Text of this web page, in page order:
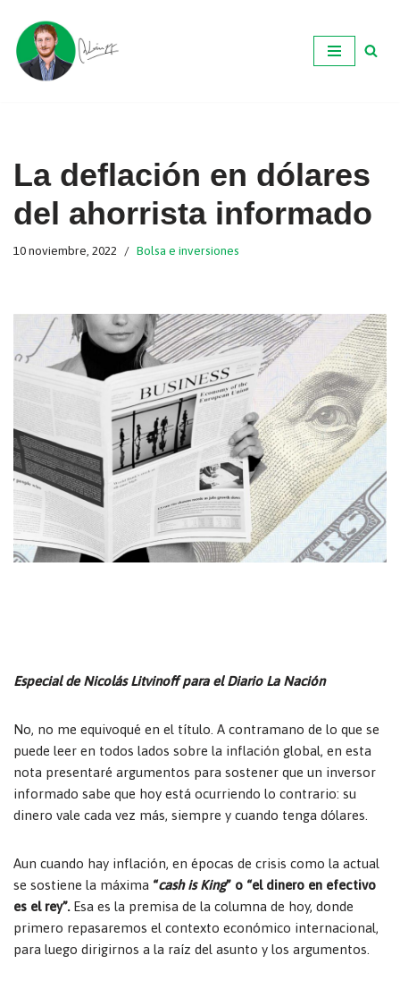
Ir
al
La deflación en dólares
del ahorrista informado
10 noviembre, 2022 Bolsa e inversiones
Especial de Nicolás Litvinoff para el Diario La Nación
No, no me equivoqué en el título. A contramano de lo que se
puede leer en todos lados sobre la inflación global, en esta
nota presentaré argumentos para sostener que un inversor
informado sabe que hoy está ocurriendo lo contrario: su
dinero vale cada vez más, siempre y cuando tenga dólares.
Aun cuando hay inflación, en épocas de crisis como la actual
se sostiene la máxima “cash is King” o “el dinero en efectivo
es el rey”.Esa es la premisa de la columna de hoy, donde
primero repasaremos el contexto económico internacional,
para luego dirigirnos a la raíz del asunto y los argumentos.